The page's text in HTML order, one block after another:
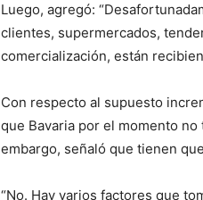
Luego, agregó:
clientes, supermercados,
comercialización, están
Con respecto al supuesto
que Bavaria por el momento
embargo, señaló que tienen
“No. Hay varios factores que